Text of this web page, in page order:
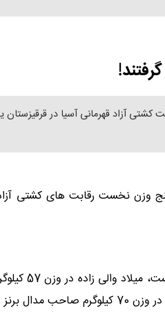
های 5 وزن نخست کشتی آزاد قهرمانی آسیا
وزن نخست رقابت های کشتی آزاد
برنز شد.